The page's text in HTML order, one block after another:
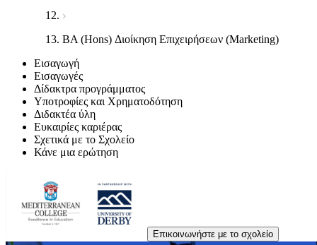
BA (Hons) Διοίκηση Επιχειρήσεων (Marketing)
Εισαγωγή
Εισαγωγές
Δίδακτρα προγράμματος
Υποτροφίες και Χρηματοδότηση
Διδακτέα ύλη
Ευκαιρίες καριέρας
Σχετικά με το Σχολείο
Κάνε μια ερώτηση
Επικοινωνήστε με το σχολείο